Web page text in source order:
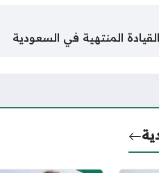
المنتهية في السعودية